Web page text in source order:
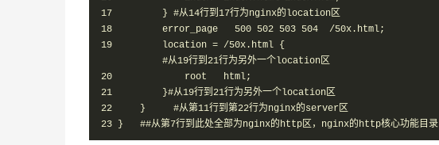
17         } #从14行到17行为nginx的location区
18         error_page   500 502 503 504  /50x.html;
19         location = /50x.html {
#从19行到21行为另外一个location区
20             root   html;
21         }#从19行到21行为另外一个location区
22     }     #从第11行到第22行为nginx的server区
23 }   ##从第7行到此处全部为nginx的http区，nginx的http核心功能目录